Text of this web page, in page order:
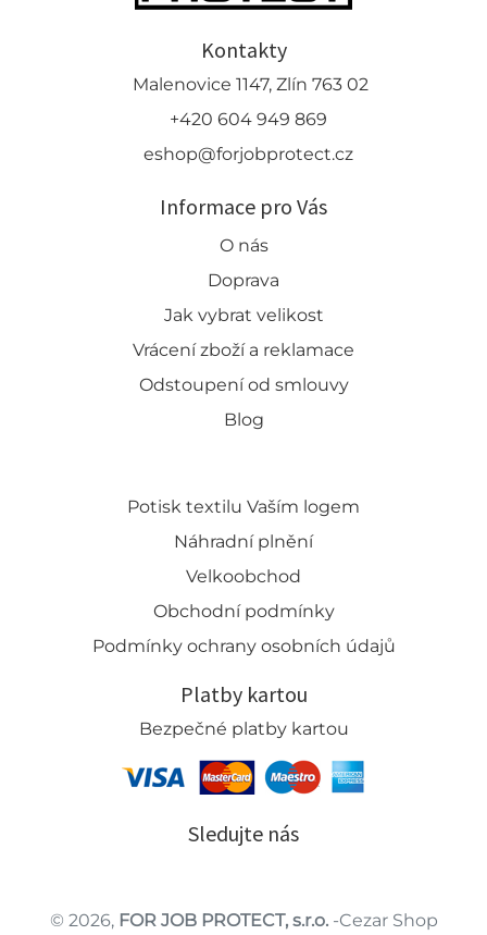
Kontakty
Malenovice 1147, Zlín 763 02
+420 604 949 869
eshop@forjobprotect.cz
Informace pro Vás
O nás
Doprava
Jak vybrat velikost
Vrácení zboží a reklamace
Odstoupení od smlouvy
Blog
Potisk textilu Vaším logem
Náhradní plnění
Velkoobchod
Obchodní podmínky
Podmínky ochrany osobních údajů
Platby kartou
Bezpečné platby kartou
Sledujte nás
© 2026, FOR JOB PROTECT, s.r.o.-Cezar Shop